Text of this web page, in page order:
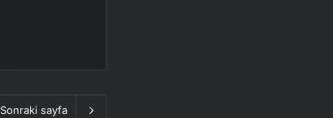
Sonraki sayfa